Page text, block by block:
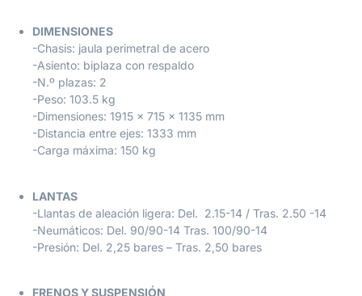
DIMENSIONES
-Chasis: jaula perimetral de acero
-Asiento: biplaza con respaldo
-N.º plazas: 2
-Peso: 103.5 kg
-Dimensiones: 1915 x 715 x 1135 mm
-Distancia entre ejes: 1333 mm
-Carga máxima: 150 kg
LANTAS
-Llantas de aleación ligera: Del. 2.15-14 / Tras. 2.50 -14
-Neumáticos: Del. 90/90-14 Tras. 100/90-14
-Presión: Del. 2,25 bares – Tras. 2,50 bares
FRENOS Y SUSPENSIÓN